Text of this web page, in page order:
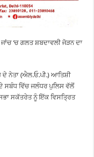
‘ਚ ਗਲਤ ਸ਼ਬਦਾਵਲੀ ਜੋੜਨ ਦਾ
ਦੇ ਨੇਤਾ (ਐਲ.ਓ.ਪੀ.) ਆਤਿਸ਼ੀ
ਸਬੰਧ ਵਿੱਚ ਜਲੰਧਰ ਪੁਲਿਸ ਵੱਲੋਂ
ਸਕੱਤਰੇਤ ਨੂੰ ਇੱਕ ਵਿਸਤ੍ਰਿਤ